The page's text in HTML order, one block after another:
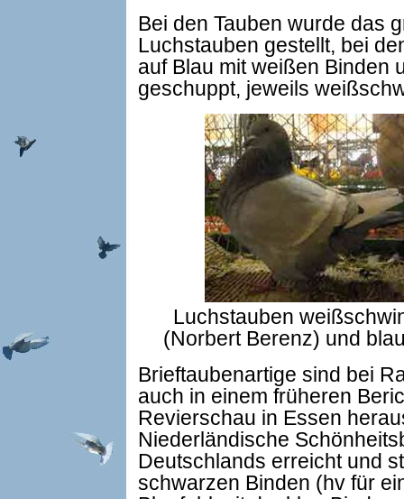
Bei den Tauben wurde das
Luchstauben gestellt, bei
auf Blau mit weißen Binden
geschuppt, jeweils
Luchstauben
(Norbert Berenz) und
Brieftaubenartige sind bei
auch in einem früheren
Revierschau in Essen
Niederländische
Deutschlands erreicht und
schwarzen Binden (hv für